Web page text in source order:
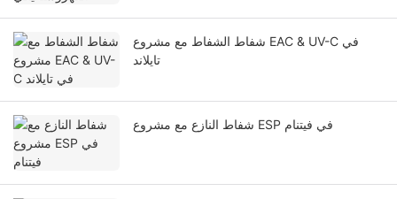
شفاط الشفاط مع مشروع EAC & UV-C في
تايلاند
شفاط النازع مع مشروع ESP في فيتنام